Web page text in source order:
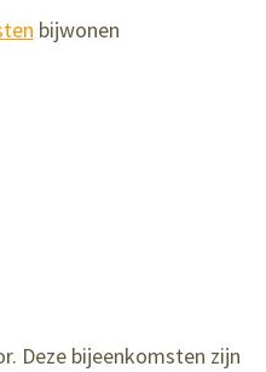
bijwonen
Deze bijeenkomsten zijn